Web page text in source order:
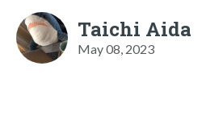
Taichi Aida
May 08, 2023